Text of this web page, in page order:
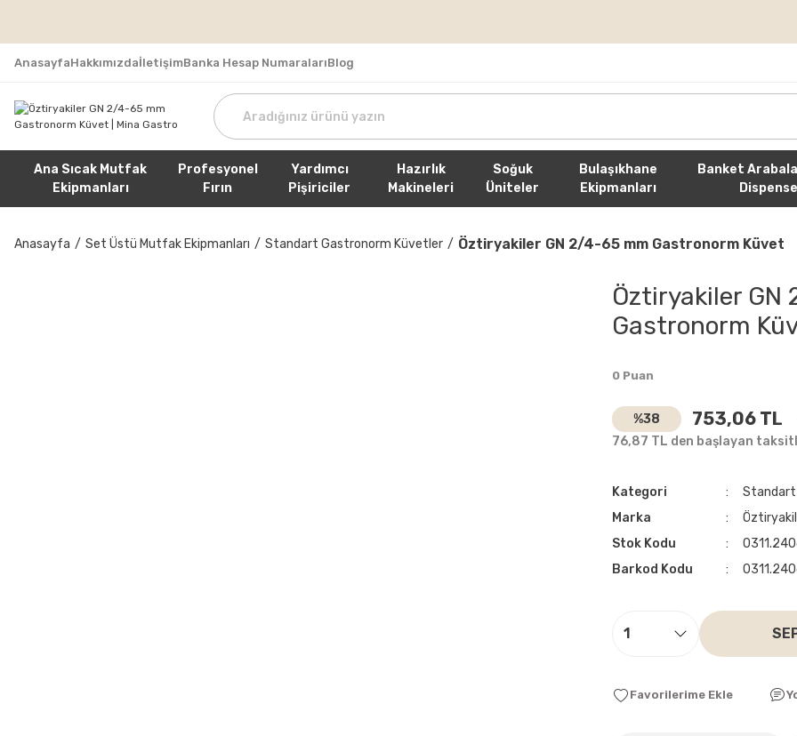
AnasayfaHakkımızdaİletişimBanka Hesap NumaralarıBlog
Ana Sıcak Mutfak
Ekipmanları
Profesyonel
Fırın
Yardımcı
Pişiriciler
Hazırlık
Makineleri
Soğuk
Üniteler
Bulaşıkhane
Ekipmanları
Banket
Anasayfa Set Üstü Mutfak Ekipmanları Standart Gastronorm Küvetler Öztiryakiler GN 2/4-65 mm Gastronorm Küvet
Öztiryakiler
Gastronorm
0 Puan
%38 753,06 TL
76,87 TL den başlayan
Kategori
Standart
Marka
Stok Kodu
Barkod Kodu